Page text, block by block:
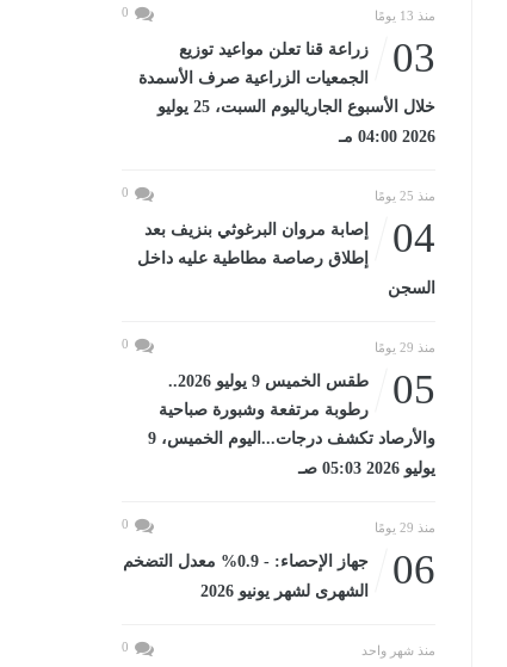
منذ 13 يومًا 0
03
زراعة قنا تعلن مواعيد توزيع
الجمعيات الزراعية صرف الأسمدة
خلال الأسبوع الجارياليوم السبت، 25 يوليو
2026 04:00 مـ
منذ 25 يومًا 0
04
إصابة مروان البرغوثي بنزيف بعد
إطلاق رصاصة مطاطية عليه داخل
السجن
منذ 29 يومًا 0
05
طقس الخميس 9 يوليو 2026..
رطوبة مرتفعة وشبورة صباحية
والأرصاد تكشف درجات...اليوم الخميس، 9
يوليو 2026 05:03 صـ
منذ 29 يومًا 0
06
جهاز الإحصاء: - 0.9% معدل التضخم
الشهرى لشهر يونيو 2026
منذ شهر واحد 0